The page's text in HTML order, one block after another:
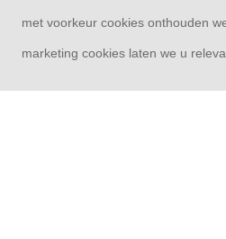
met voorkeur cookies onthouden
marketing cookies laten we u